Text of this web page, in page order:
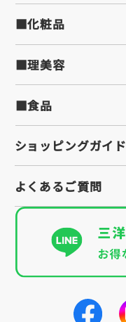
■化粧品
■理美容
■食品
ショッピングガイド
よくあるご質問